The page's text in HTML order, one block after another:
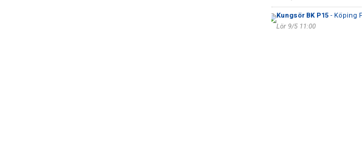
Kungsör BK P15- Köping
Lör 9/5 11:00